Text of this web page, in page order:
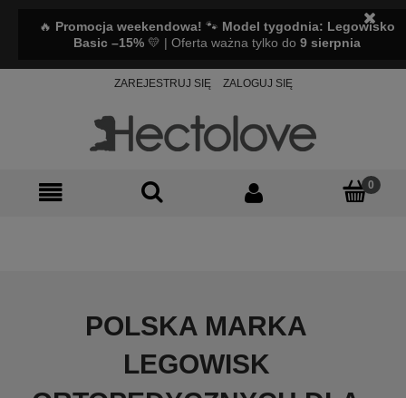
🔥 Promocja weekendowa! 🐾 Model tygodnia: Legowisko
Basic –15%💛 | Oferta ważna tylko do 9 sierpnia
ZAREJESTRUJ SIĘ ZALOGUJ SIĘ
POLSKA MARKA
LEGOWISK